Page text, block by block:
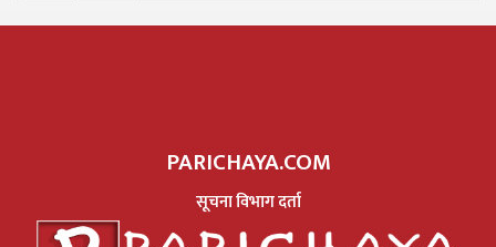
PARICHAYA.COM
सूचना विभाग दर्ता